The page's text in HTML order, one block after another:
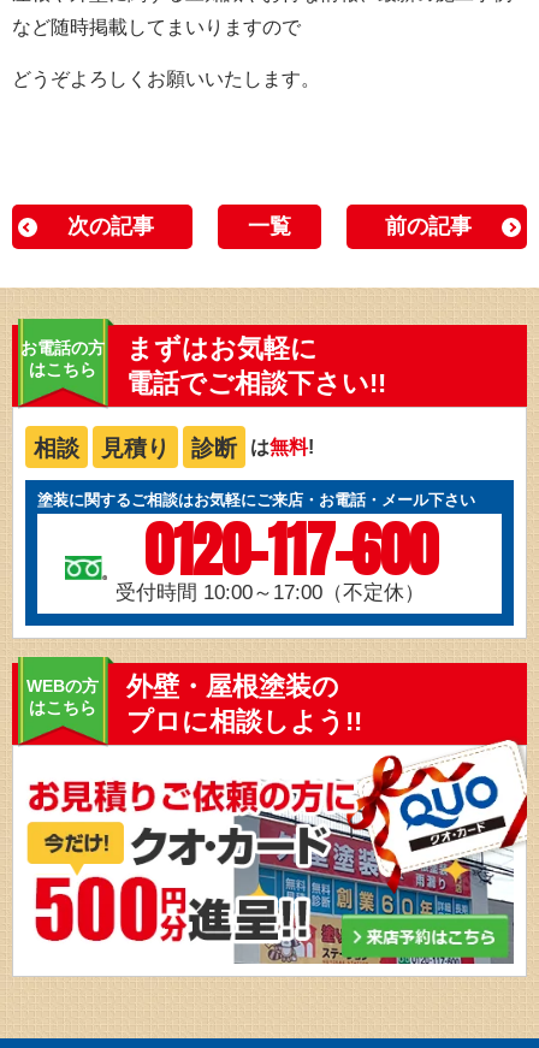
など随時掲載してまいりますので
どうぞよろしくお願いいたします。
次の記事 一覧 前の記事
お電話の方
はこちら
まずはお気軽に
電話でご相談下さい!!
相談 見積り 診断 は無料!
塗装に関するご相談はお気軽にご来店・お電話・メール下さい
0120-117-600
受付時間 10:00～17:00（不定休）
WEBの方
はこちら
外壁・屋根塗装の
プロに相談しよう!!